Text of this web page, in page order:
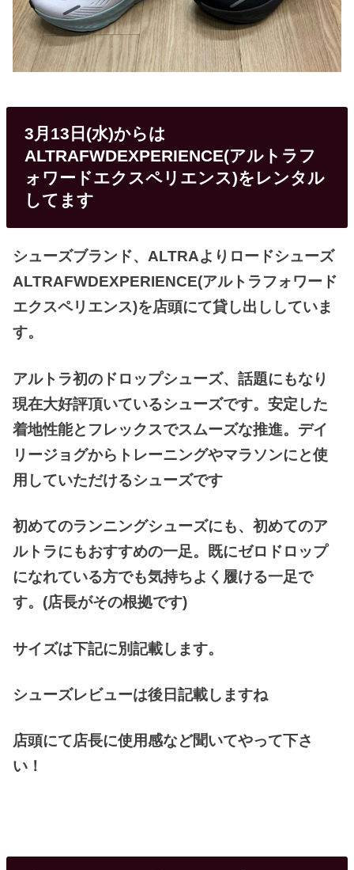
3月13日(水)からは
ALTRAFWDEXPERIENCE(アルトラフ
ォワードエクスペリエンス)をレンタル
してます
シューズブランド、ALTRAよりロードシューズ
ALTRAFWDEXPERIENCE(アルトラフォワード
エクスペリエンス)を店頭にて貸し出ししていま
す。
アルトラ初のドロップシューズ、話題にもなり
現在大好評頂いているシューズです。安定した
着地性能とフレックスでスムーズな推進。デイ
リージョグからトレーニングやマラソンにと使
用していただけるシューズです
初めてのランニングシューズにも、初めてのア
ルトラにもおすすめの一足。既にゼロドロップ
になれている方でも気持ちよく履ける一足で
す。(店長がその根拠です)
サイズは下記に別記載します。
シューズレビューは後日記載しますね
店頭にて店長に使用感など聞いてやって下さ
い！